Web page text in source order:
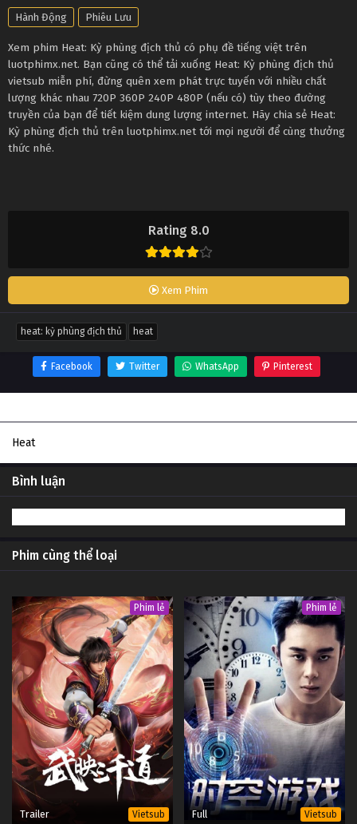
Rating 8.0
Xem Phim
Hành Động Phiêu Lưu
Xem phim Heat: Kỳ phùng địch thủ có phụ đề tiếng việt trên
luotphimx.net. Bạn cũng có thể tải xuống Heat: Kỳ phùng địch thủ
vietsub miễn phí, đừng quên xem phát trực tuyến với nhiều chất
lượng khác nhau 720P 360P 240P 480P (nếu có) tùy theo đường
truyền của bạn để tiết kiệm dung lượng internet. Hãy chia sẻ Heat:
Kỳ phùng địch thủ trên luotphimx.net tới mọi người để cùng thưởng
thức nhé.
heat: kỳ phùng địch thủ heat
Facebook Twitter WhatsApp Pinterest
Heat
Bình luận
Phim cùng thể loại
Phim lẻ
Trailer Vietsub
Phim lẻ
Full Vietsub